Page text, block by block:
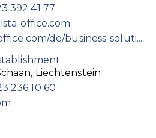
392 41 77
office.com
de/business-soluti...
Liechtenstein
236 10 60